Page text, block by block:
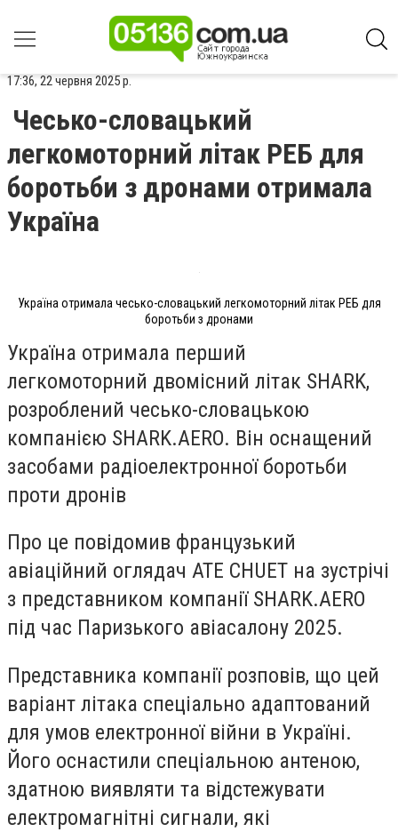
17:36, 22 червня 2025 р.
Чесько-словацький
легкомоторний літак РЕБ для
боротьби з дронами отримала
Україна
Україна отримала чесько-словацький легкомоторний літак РЕБ для
боротьби з дронами
Україна отримала перший
легкомоторний двомісний літак SHARK,
розроблений чесько-словацькою
компанією SHARK.AERO. Він оснащений
засобами радіоелектронної боротьби
проти дронів
Про це повідомив французький
авіаційний оглядач ATE CHUET на зустрічі
з представником компанії SHARK.AERO
під час Паризького авіасалону 2025.
Представника компанії розповів, що цей
варіант літака спеціально адаптований
для умов електронної війни в Україні.
Його оснастили спеціальною антеною,
здатною виявляти та відстежувати
електромагнітні сигнали, які